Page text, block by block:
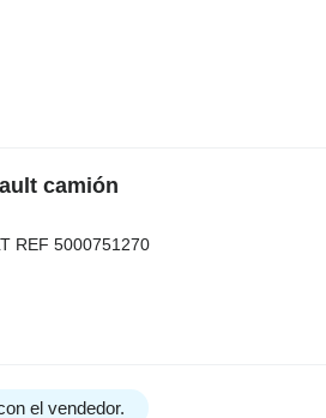
camión
REF 5000751270
el vendedor.